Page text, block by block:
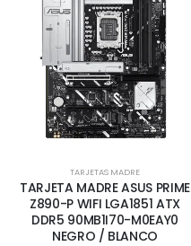
TARJETAS MADRE
TARJETA MADRE ASUS PRIME
Z890-P WIFI LGA1851 ATX
DDR5 90MB1I70-M0EAY0
NEGRO / BLANCO